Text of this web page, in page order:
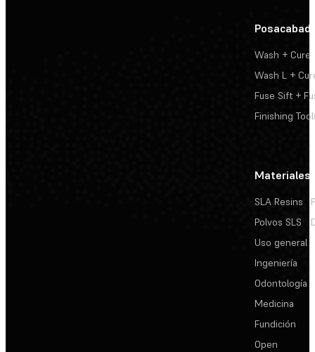
Wash + Cure
Wash L +
Fuse Sift +
Finishing
Materiales
SLA Resins
Polvos SLS
Uso general
Ingeniería
Odontología
Medicina
Fundición
Open